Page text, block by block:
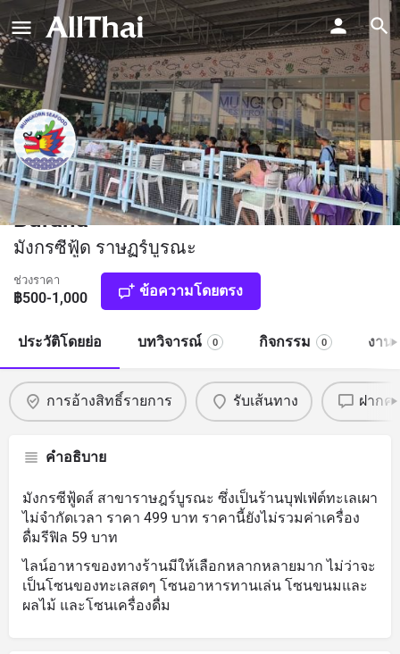
Mungkorn Seafood Buffet Rat
Burana
มังกรซีฟู้ด ราษฏร์บูรณะ
ช่วงราคา
฿500-1,000 ข้อความโดยตรง
ประวัติโดยย่อ บทวิจารณ์ 0 กิจกรรม 0 งาน
การอ้างสิทธิ์รายการ รับเส้นทาง ฝากค
คำอธิบาย
มังกรซีฟู้ดส์ สาขาราษฎร์บูรณะ ซึ่งเป็นร้านบุฟเฟ่ต์ทะเลเผา
ไม่จำกัดเวลา ราคา 499 บาท ราคานี้ยังไม่รวมค่าเครื่อง
ดื่มรีฟิล 59 บาท
ไลน์อาหารของทางร้านมีให้เลือกหลากหลายมาก ไม่ว่าจะ
เป็นโซนของทะเลสดๆ โซนอาหารทานเล่น โซนขนมและ
ผลไม้ และโซนเครื่องดื่ม